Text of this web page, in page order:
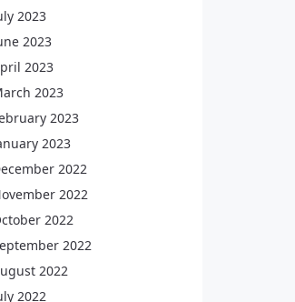
2023
2023
2023
2023
2023
2023
2022
2022
2022
2022
2022
2022